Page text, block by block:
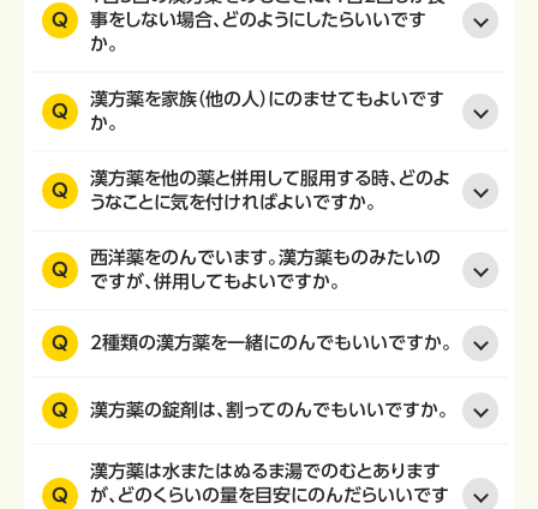
Q
事をしない場合、どのようにしたらいいです
か。
Q
漢方薬を家族（他の人）にのませてもよいです
か。
Q
漢方薬を他の薬と併用して服用する時、どのよ
うなことに気を付ければよいですか。
Q
西洋薬をのんでいます。漢方薬ものみたいの
ですが、併用してもよいですか。
Q 2種類の漢方薬を一緒にのんでもいいですか。
Q 漢方薬の錠剤は、割ってのんでもいいですか。
Q
漢方薬は水またはぬるま湯でのむとあります
が、どのくらいの量を目安にのんだらいいです